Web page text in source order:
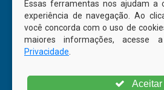
Essas ferramentas nos ajudam a
experiência de navegação. Ao
você concorda com o uso de
maiores informações, acesse
Privacidade
Aceitar